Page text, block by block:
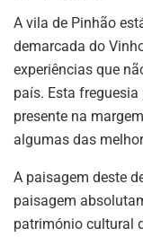
A vila de Pinhão
demarcada do
experiências que
país. Esta
presente na
algumas das
A paisagem deste
paisagem
património cultural